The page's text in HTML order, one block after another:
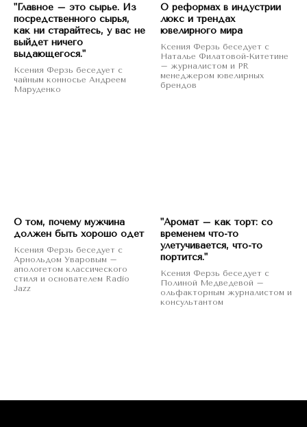
"Главное – это сырье. Из
посредственного сырья,
как ни старайтесь, у вас не
выйдет ничего
выдающегося."
Ксения Ферзь беседует с
чайным конносье Андреем
Маруденко
О реформах в индустрии
люкс и трендах
ювелирного мира
Ксения Ферзь беседует с
Наталье Филатовой-Китетине
– журналистом и PR
менеджером ювелирных
брендов
О том, почему мужчина
должен быть хорошо одет
Ксения Ферзь беседует с
Арнольдом Уваровым –
апологетом классического
стиля и основателем Radio
Jazz
"Аромат – как торт: со
временем что-то
улетучивается, что-то
портится."
Ксения Ферзь беседует с
Полиной Медведевой –
ольфакторным журналистом и
консультантом